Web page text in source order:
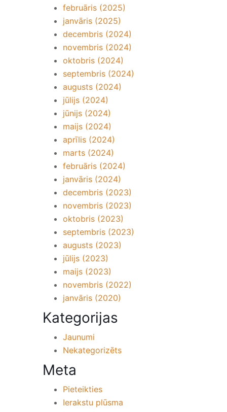
februāris (2025)
janvāris (2025)
decembris (2024)
novembris (2024)
oktobris (2024)
septembris (2024)
augusts (2024)
jūlijs (2024)
jūnijs (2024)
maijs (2024)
aprīlis (2024)
marts (2024)
februāris (2024)
janvāris (2024)
decembris (2023)
novembris (2023)
oktobris (2023)
septembris (2023)
augusts (2023)
jūlijs (2023)
maijs (2023)
novembris (2022)
janvāris (2020)
Kategorijas
Jaunumi
Nekategorizēts
Meta
Pieteikties
Ierakstu plūsma